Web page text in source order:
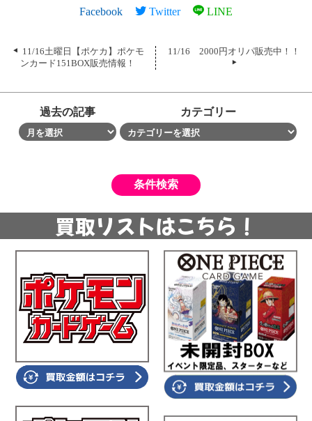
Facebook Twitter LINE
11/16土曜日【ポケカ】ポケモ
ンカード151BOX販売情報！
11/16 2000円オリパ販売中！！
過去の記事 カテゴリー
買取リストはこちら！